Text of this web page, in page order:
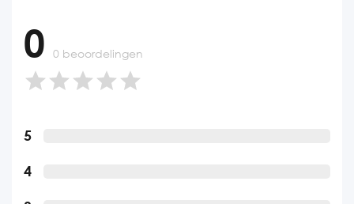
5
4
0 0 beoordelingen